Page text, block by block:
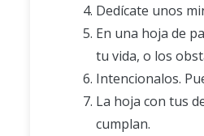
Dedícate unos
En una hoja de
tu vida, o los
Intencionalos.
La hoja con tus
cumplan.